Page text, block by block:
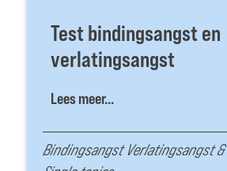
Test bindingsangst en
verlatingsangst
Lees meer...
Bindingsangst Verlatingsangst&